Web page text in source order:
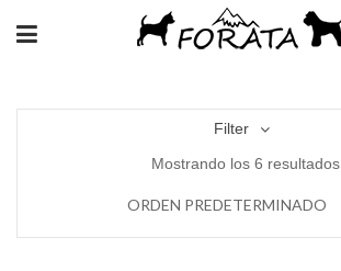
Filter
Mostrando los 6 resultados
ORDEN PREDETERMINADO